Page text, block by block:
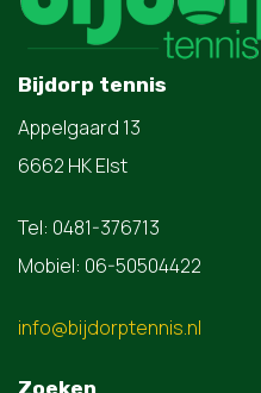
Bijdorp tennis
Appelgaard 13
6662 HK Elst
Tel: 0481-376713
Mobiel: 06-50504422
info@bijdorptennis.nl